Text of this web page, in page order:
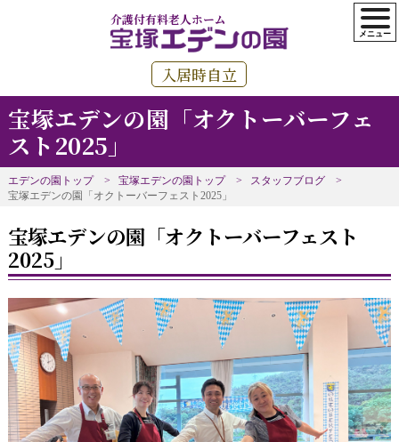
介護付有料老人ホーム
入居時自立
宝塚エデンの園「オクトーバーフェ
スト2025」
エデンの園トップ 宝塚エデンの園トップ
スタッフブログ
宝塚エデンの園「オクトーバーフェスト2025」
宝塚エデンの園「オクトーバーフェスト
2025」